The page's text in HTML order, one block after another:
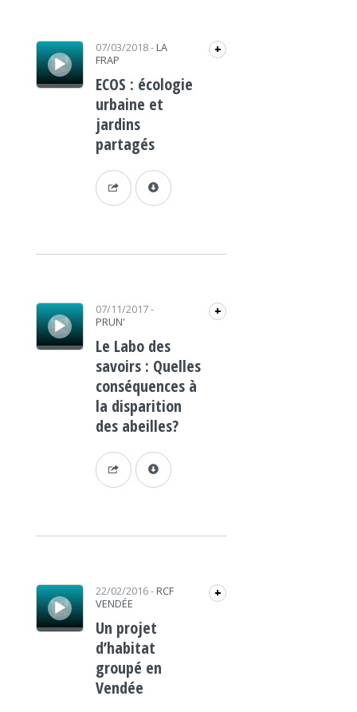
Lecteur audio 07/03/2018- LA
FRAP
+
ECOS : écologie
urbaine et
jardins
partagés
Lecteur audio 07/11/2017-
PRUN'
+
Le Labo des
savoirs : Quelles
conséquences à
la disparition
des abeilles?
Lecteur audio 22/02/2016- RCF
VENDÉE
+
Un projet
d’habitat
groupé en
Vendée